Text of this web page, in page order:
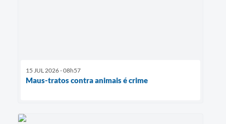
15 JUL 2026 - 08h57
Maus-tratos contra animais é crime